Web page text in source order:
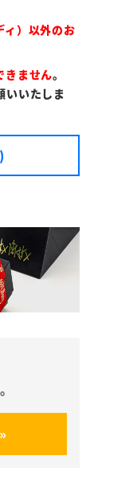
ィ）以外のお
きません。
いいたしま